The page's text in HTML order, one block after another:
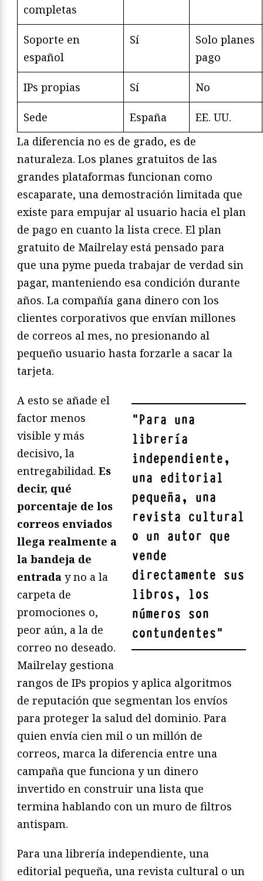
completas
Soporte en
español
Sí
Solo planes
pago
IPs propias Sí No
Sede España
EE. UU.
La diferencia no es de grado, es de
naturaleza. Los planes gratuitos de las
grandes plataformas funcionan como
escaparate, una demostración limitada que
existe para empujar al usuario hacia el plan
de pago en cuanto la lista crece. El plan
gratuito de Mailrelay está pensado para
que una pyme pueda trabajar de verdad sin
pagar, manteniendo esa condición durante
años. La compañía gana dinero con los
clientes corporativos que envían millones
de correos al mes, no presionando al
pequeño usuario hasta forzarle a sacar la
tarjeta.
"Para una
librería
independiente,
una editorial
pequeña, una
revista cultural
o un autor que
vende
directamente sus
libros, los
números son
contundentes"
A esto se añade el
factor menos
visible y más
decisivo, la
entregabilidad. Es
decir, qué
porcentaje de los
correos enviados
llega realmente a
la bandeja de
entrada y no a la
carpeta de
promociones o,
peor aún, a la de
correo no deseado.
Mailrelay gestiona
rangos de IPs propios y aplica algoritmos
de reputación que segmentan los envíos
para proteger la salud del dominio. Para
quien envía cien mil o un millón de
correos, marca la diferencia entre una
campaña que funciona y un dinero
invertido en construir una lista que
termina hablando con un muro de filtros
antispam.
Para una librería independiente, una
editorial pequeña, una revista cultural o un